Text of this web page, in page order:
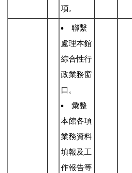
項。
聯繫
處理本館
綜合性行
政業務窗
口。
彙整
本館各項
業務資料
填報及工
作報告等